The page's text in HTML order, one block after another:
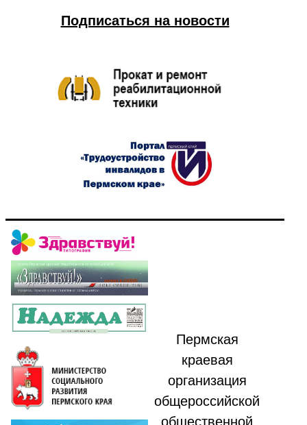
Подписаться на новости
Пермская
краевая
организация
общероссийской
общественной